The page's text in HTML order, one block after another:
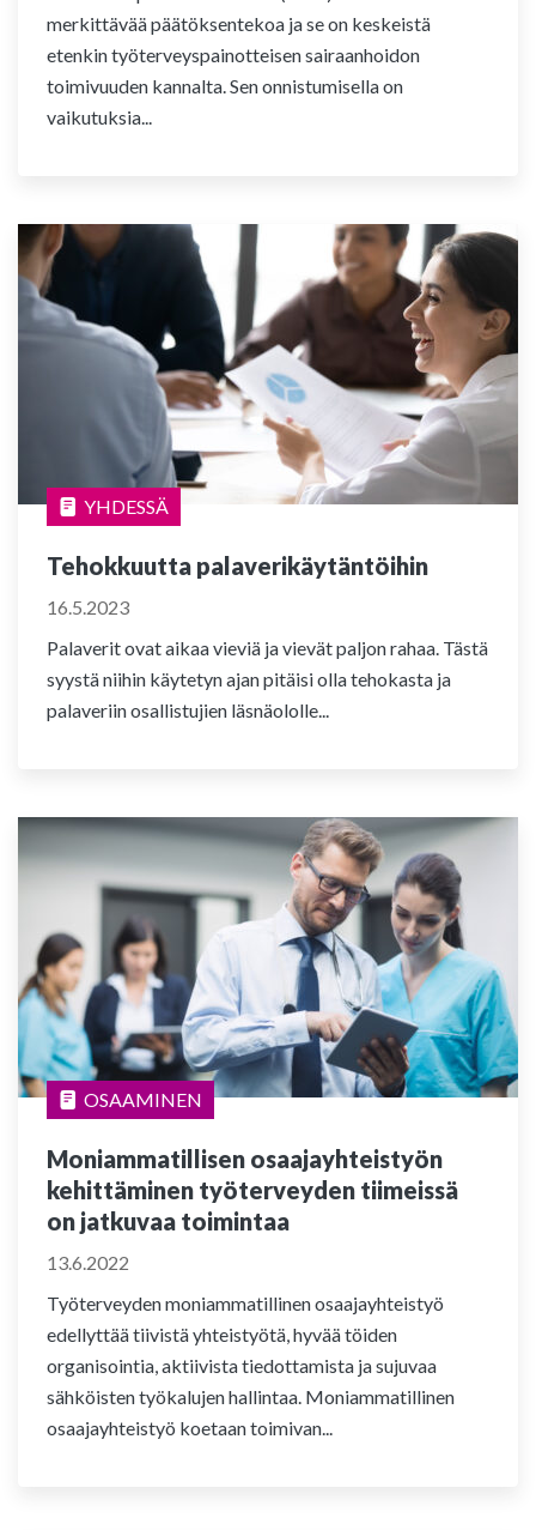
merkittävää päätöksentekoa ja se on keskeistä
etenkin työterveyspainotteisen sairaanhoidon
toimivuuden kannalta. Sen onnistumisella on
vaikutuksia...
YHDESSÄ
Tehokkuutta palaverikäytäntöihin
16.5.2023
Palaverit ovat aikaa vieviä ja vievät paljon rahaa. Tästä
syystä niihin käytetyn ajan pitäisi olla tehokasta ja
palaveriin osallistujien läsnäololle...
OSAAMINEN
Moniammatillisen osaajayhteistyön
kehittäminen työterveyden tiimeissä
on jatkuvaa toimintaa
13.6.2022
Työterveyden moniammatillinen osaajayhteistyö
edellyttää tiivistä yhteistyötä, hyvää töiden
organisointia, aktiivista tiedottamista ja sujuvaa
sähköisten työkalujen hallintaa. Moniammatillinen
osaajayhteistyö koetaan toimivan...